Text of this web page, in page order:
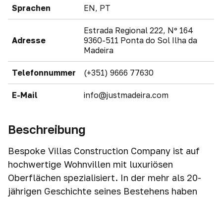
Sprachen EN, PT
Adresse
Estrada Regional 222, Nº 164
9360-511 Ponta do Sol Ilha da
Madeira
Telefonnummer (+351) 9666 77630
E-Mail info@justmadeira.com
Beschreibung
Bespoke Villas Construction Company ist auf
hochwertige Wohnvillen mit luxuriösen
Oberflächen spezialisiert. In der mehr als 20-
jährigen Geschichte seines Bestehens haben